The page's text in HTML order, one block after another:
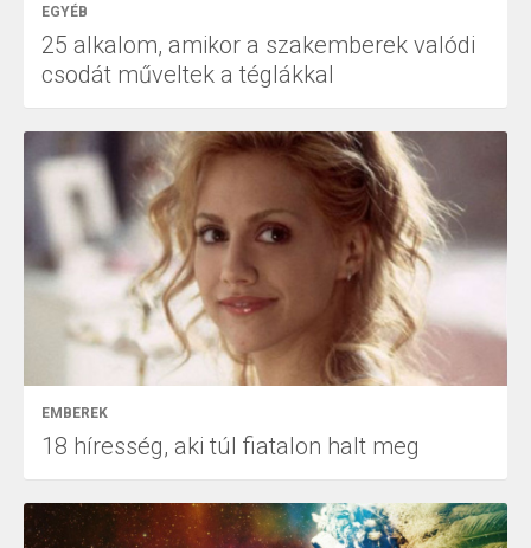
EGYÉB
25 alkalom, amikor a szakemberek valódi
csodát műveltek a téglákkal
EMBEREK
18 híresség, aki túl fiatalon halt meg